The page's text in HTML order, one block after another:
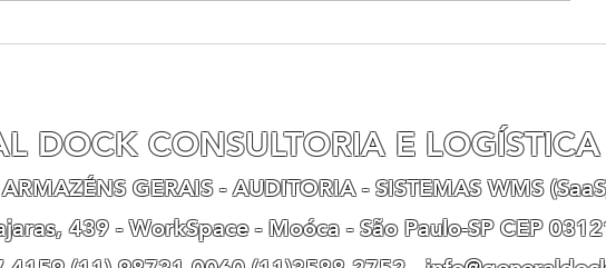
DOCK CONSULTORIA E
GERAIS - AUDITORIA - SISTEMAS WMS
439 - WorkSpace - Moóca - São Paulo-SP CEP